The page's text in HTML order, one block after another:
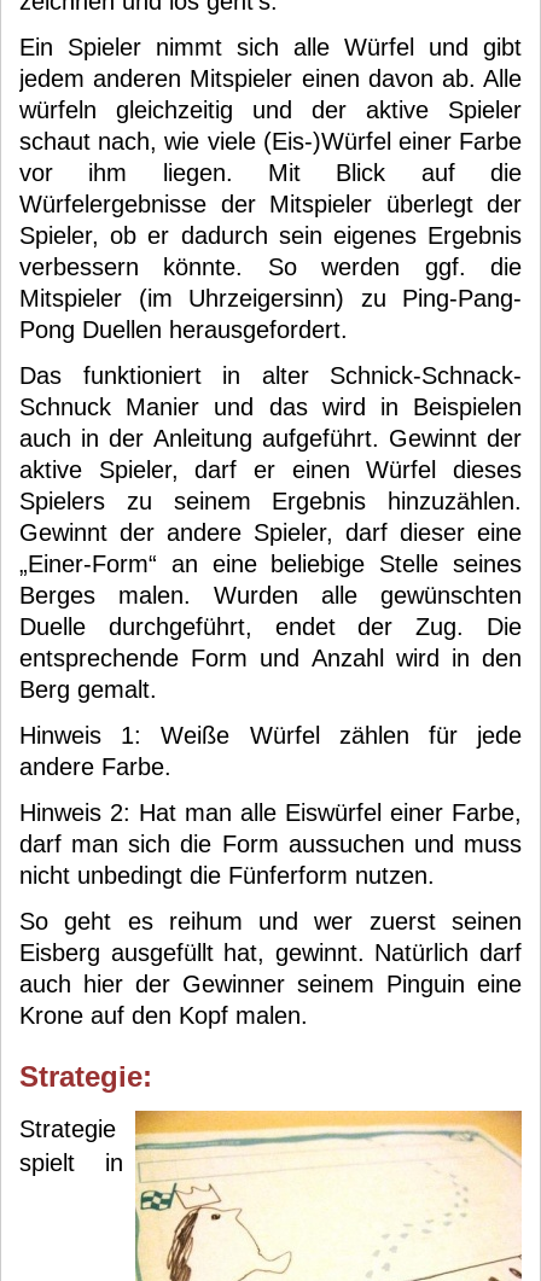
Ein Spieler nimmt sich alle Würfel und gibt
jedem anderen Mitspieler einen davon ab. Alle
würfeln gleichzeitig und der aktive Spieler
schaut nach, wie viele (Eis-)Würfel einer Farbe
vor ihm liegen. Mit Blick auf die
Würfelergebnisse der Mitspieler überlegt der
Spieler, ob er dadurch sein eigenes Ergebnis
verbessern könnte. So werden ggf. die
Mitspieler (im Uhrzeigersinn) zu Ping-Pang-
Pong Duellen herausgefordert.
Das funktioniert in alter Schnick-Schnack-
Schnuck Manier und das wird in Beispielen
auch in der Anleitung aufgeführt. Gewinnt der
aktive Spieler, darf er einen Würfel dieses
Spielers zu seinem Ergebnis hinzuzählen.
Gewinnt der andere Spieler, darf dieser eine
„Einer-Form“ an eine beliebige Stelle seines
Berges malen. Wurden alle gewünschten
Duelle durchgeführt, endet der Zug. Die
entsprechende Form und Anzahl wird in den
Berg gemalt.
Hinweis 1: Weiße Würfel zählen für jede
andere Farbe.
Hinweis 2: Hat man alle Eiswürfel einer Farbe,
darf man sich die Form aussuchen und muss
nicht unbedingt die Fünferform nutzen.
So geht es reihum und wer zuerst seinen
Eisberg ausgefüllt hat, gewinnt. Natürlich darf
auch hier der Gewinner seinem Pinguin eine
Krone auf den Kopf malen.
Strategie:
Strategie
spielt in